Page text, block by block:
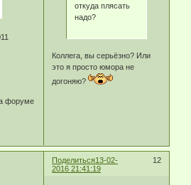
откуда плясать
надо?
Коллега, вы серьёзно? Или
это я просто юмора не
догоняю?
Поделиться 12
13-02-
2016 21:41:19